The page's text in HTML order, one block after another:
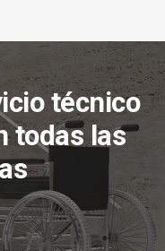
técnico
todas las